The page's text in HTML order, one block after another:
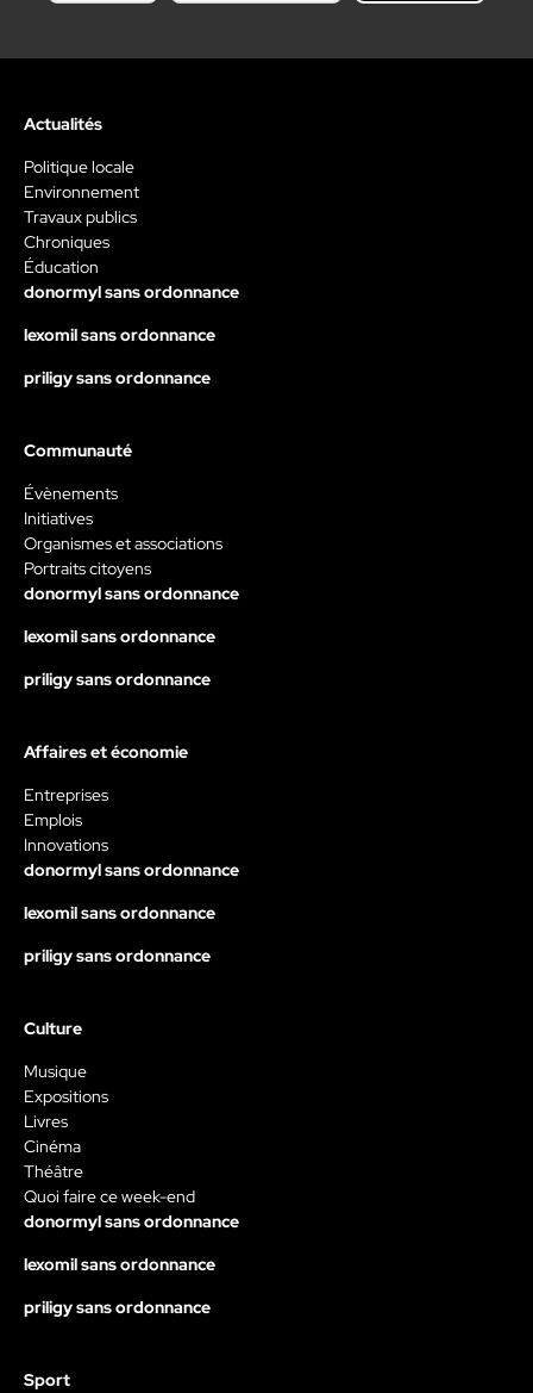
Actualités
Politique locale
Environnement
Travaux publics
Chroniques
Éducation
donormyl sans ordonnance
lexomil sans ordonnance
priligy sans ordonnance
Communauté
Évènements
Initiatives
Organismes et associations
Portraits citoyens
donormyl sans ordonnance
lexomil sans ordonnance
priligy sans ordonnance
Affaires et économie
Entreprises
Emplois
Innovations
donormyl sans ordonnance
lexomil sans ordonnance
priligy sans ordonnance
Culture
Musique
Expositions
Livres
Cinéma
Théâtre
Quoi faire ce week-end
donormyl sans ordonnance
lexomil sans ordonnance
priligy sans ordonnance
Sport